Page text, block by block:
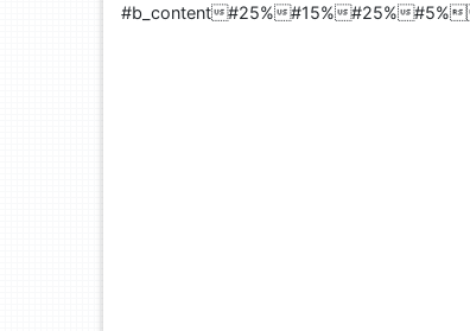
#b_content#25%#15%#25%#5%